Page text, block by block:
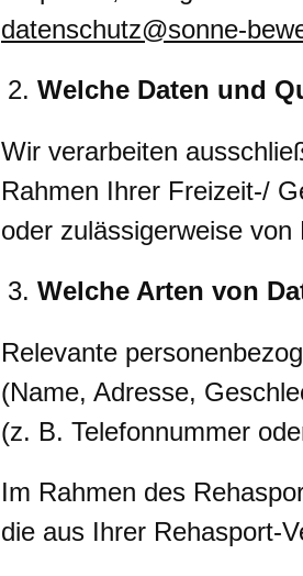
datenschutz@sonne-
Welche Daten und
Wir verarbeiten
Rahmen Ihrer Freizeit-/
oder zulässigerweise
Welche Arten von
Relevante
(Name, Adresse,
(z. B. Telefonnummer
Im Rahmen des
die aus Ihrer Rehasport-